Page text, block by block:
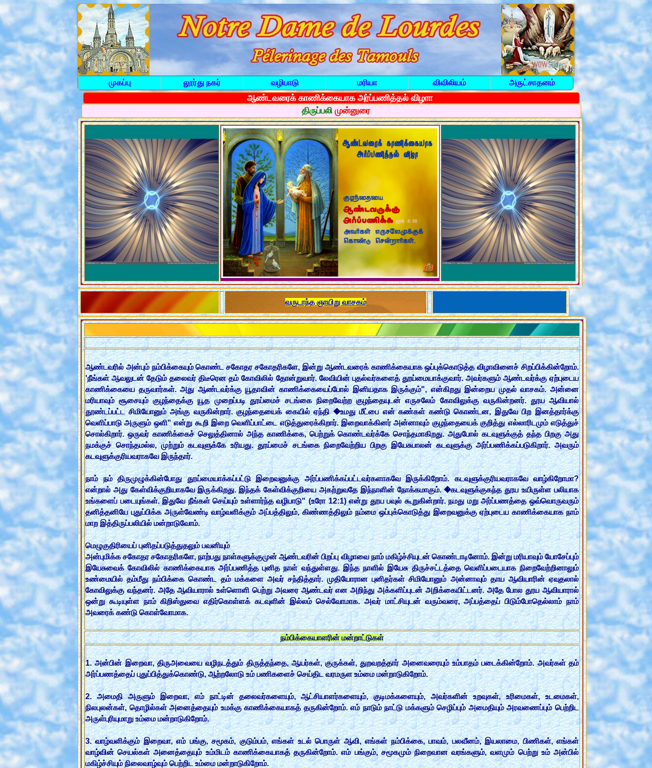
முகப்பு லூர்து நகர் வழிபாடு மரியா விவிலியம் அருட்சாதனம்
ஆண்டவரைக் காணிக்கையாக அர்ப்பணித்தல் விழா
திருப்பலி முன்னுரை
வருடாந்த ஞாயிறு வாசகம்
ஆண்டவரில் அன்பும் நம்பிக்கையும் கொண்ட சகோதர சகோதரிகளே, இன்று ஆண்டவரைக் காணிக்கையாக ஒப்புக்கொடுத்த விழாவினைச் சிறப்பிக்கின்றோம்.
'நீங்கள் ஆவலுடன் தேடும் தலைவர் திடீரென தம் கோவிலில் தோன்றுவார். லேவியின் புதல்வர்களைத் தூய்மையாக்குவார். அவர்களும் ஆண்டவர்க்கு ஏற்புடைய
காணிக்கையை தருவார்கள். அது ஆண்டவர்க்கு யூதாவின் காணிக்கையைப்போல் இனியதாக இருக்கும்", என்கிறது இன்றைய முதல் வாசகம். அன்னை
மரியாவும் சூசையும் குழந்தைக்கு யூத முறைப்படி தூய்மைச் சடங்கை நிறைவேற்ற குழந்தையுடன் எருசலேம் கோவிலுக்கு வருகின்றனர். தூய ஆவியால்
தூண்டப்பட்ட சிமியோனும் அங்கு வருகின்றார். குழந்தையைக் கையில் ஏந்தி �உமது மீட்பை என் கண்கள் கண்டு கொண்டன, இதுவே பிற இனத்தார்க்கு
வெளிப்பாடு அருளும் ஒளி" என்று கூறி இறை வெளிப்பாட்டை எடுத்துரைக்கிறார். இறைவாக்கினர் அன்னாவும் குழந்தையைக் குறித்து எல்லாரிடமும் எடுத்துச்
சொல்கிறார். ஒருவர் காணிக்கைச் செலுத்தினால் அந்த காணிக்கை, பெற்றுக் கொண்டவர்க்கே சொந்தமாகிறது. அதுபோல் கடவுளுக்குத் தந்த பிறகு அது
நமக்குச் சொந்தமல்ல, முற்றும் கடவுளுக்கே உரியது. தூய்மைச் சடங்கை நிறைவேற்றிய பிறகு இயேசுபாலன் கடவுளுக்கு அர்ப்பணிக்கப்படுகிறார். அவரும்
கடவுளுக்குரியவராகவே இருந்தார்.
நாம் நம் திருமுழுக்கின்போது தூய்மையாக்கப்பட்டு இறைவனுக்கு அர்ப்பணிக்கப்பட்டவர்களாகவே இருக்கிறோம். கடவுளுக்குரியவராகவே வாழ்கிறோமா?
என்றால் அது கேள்விக்குறியாகவே இருக்கிறது. இந்தக் கேள்விக்குறியை அகற்றுவதே இந்நாளின் நோக்கமாகும். �கடவுளுக்குகந்த தூய உயிருள்ள பலியாக
உங்களைப் படையுங்கள். இதுவே நீங்கள் செய்யும் உள்ளார்ந்த வழிபாடு" (உரோ 12:1) என்று தூய பவுல் கூறுகின்றார். நமது மறு அர்ப்பணத்தை ஒவ்வொருவரும்
தனித்தனியே புதுப்பிக்க அருள்வேண்டி வாழ்வளிக்கும் அப்பத்திலும், கிண்ணத்திலும் நம்மை ஒப்புக்கொடுத்து இறைவனுக்கு ஏற்புடைய காணிக்கையாக நாம்
மாற இத்திருப்பலியில் மன்றாடுவோம்.
மெழுகுதிரியைப் புனிதப்படுத்துதலும் பவனியும்
அன்புமிக்க சகோதர சகோதரிகளே, நாற்பது நாள்களுக்குமுன் ஆண்டவரின் பிறப்பு விழாவை நாம் மகிழ்ச்சியுடன் கொண்டாடினோம். இன்று மரியாவும் யோசேப்பும்
இயேசுவைக் கோவிலில் காணிக்கையாக அர்ப்பணித்த புனித நாள் வந்துள்ளது. இந்த நாளில் இயேசு திருச்சட்டத்தை வெளிப்படையாக நிறைவேற்றினாலும்
உண்மையில் தம்மீது நம்பிக்கை கொண்ட தம் மக்களை அவர் சந்தித்தார். முதியோரான புனிதர்கள் சிமியோனும் அன்னாவும் தாய ஆவியாரின் ஏவுதலால்
கோவிலுக்கு வந்தனர். அதே ஆவியாரால் உள்ளொளி பெற்று அவரை ஆண்டவர் என அறிந்து அக்களிப்புடன் அறிக்கையிட்டனர். அதே போல தூய ஆவியாரால்
ஒன்று கூடியுள்ள நாம் கிறிஸ்துவை எதிர்கொள்ளக் கடவுளின் இல்லம் செல்வோமாக. அவர் மாட்சியுடன் வரும்வரை, அப்பத்தைப் பிடும்போதெல்லாம் நாம்
அவரைக் கண்டு கொள்வோமாக.
நம்பிக்கையாளரின் மன்றாட்டுகள்
1. அன்பின் இறைவா, திருஅவையை வழிநடத்தும் திருத்தந்தை, ஆயர்கள், குருக்கள், துறவறத்தார் அனைவரையும் உம்பாதம் படைக்கின்றோம். அவர்கள் தம்
அர்ப்பணத்தைப் புதுப்பித்துக்கொண்டு, ஆற்றலோடு உம் பணிகளைச் செய்திட வரமருள உம்மை மன்றாடுகிறோம்.
2. அமைதி அருளும் இறைவா, எம் நாட்டின் தலைவர்களையும், ஆட்சியாளர்களையும், குடிமக்களையும், அவர்களின் உறவுகள், உரிமைகள், உடமைகள்,
நிலபுலன்கள், தொழில்கள் அனைத்தையும் உமக்கு காணிக்கையாகத் தருகின்றோம். எம் நாடும் நாட்டு மக்களும் செழிப்பும் அமைதியும் அரவணைப்பும் பெற்றிட
அருள்புரியுமாறு உம்மை மன்றாடுகிறோம்.
3. வாழ்வளிக்கும் இறைவா, எம் பங்கு, சமூகம், குடும்பம், எங்கள் உடல் பொருள் ஆவி, எங்கள் நம்பிக்கை, பாவம், பலவீனம், இயலாமை, பிணிகள், எங்கள்
வாழ்வின் செயல்கள் அனைத்தையும் உம்மிடம் காணிக்கையாகத் தருகின்றோம். எம் பங்கும், சமூகமும் நிறைவான வரங்களும், வளமும் பெற்று உம் அன்பில்
மகிழ்ச்சியும் நிலைவாழ்வும் பெற்றிட உம்மை மன்றாடுகிறோம்.